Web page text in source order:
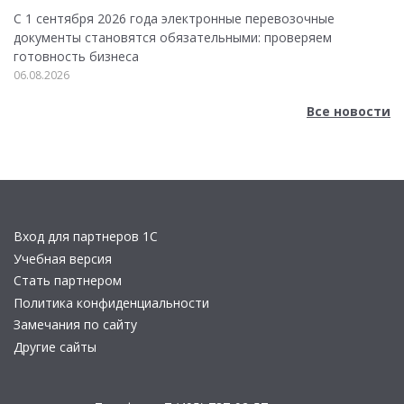
С 1 сентября 2026 года электронные перевозочные
документы становятся обязательными: проверяем
готовность бизнеса
06.08.2026
Все новости
Вход для партнеров 1С
Учебная версия
Стать партнером
Политика конфиденциальности
Замечания по сайту
Другие сайты